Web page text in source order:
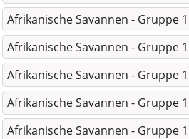
Afrikanische Savannen - Gruppe
Afrikanische Savannen - Gruppe
Afrikanische Savannen - Gruppe
Afrikanische Savannen - Gruppe
Afrikanische Savannen - Gruppe